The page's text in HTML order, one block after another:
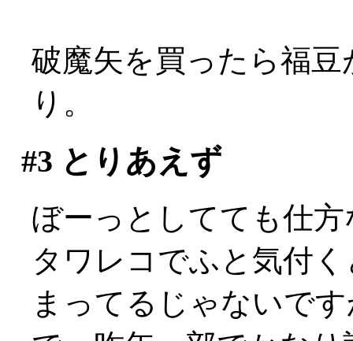
破魔矢を買ったら福
り。
#3 とりあえず
ぼーっとしてても仕
タワレコでふと気付
まってるじゃないで